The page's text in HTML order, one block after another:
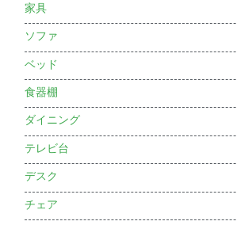
家具
ソファ
ベッド
食器棚
ダイニング
テレビ台
デスク
チェア